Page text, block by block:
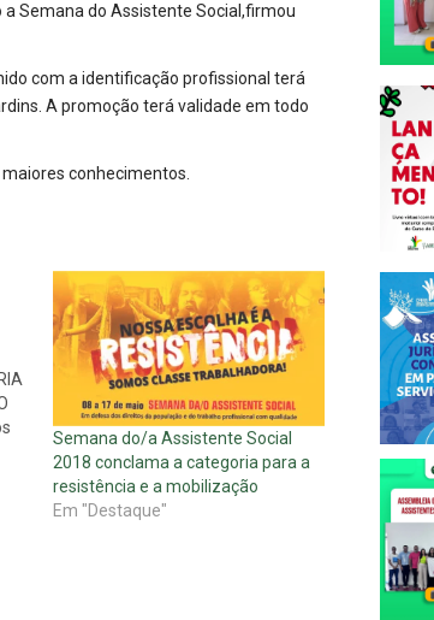
a Semana do Assistente Social,firmou
com a identificação profissional terá
A promoção terá validade em todo
conhecimentos.
Semana do/a Assistente Social
2018 conclama a categoria para a
resistência e a mobilização
Em "Destaque"